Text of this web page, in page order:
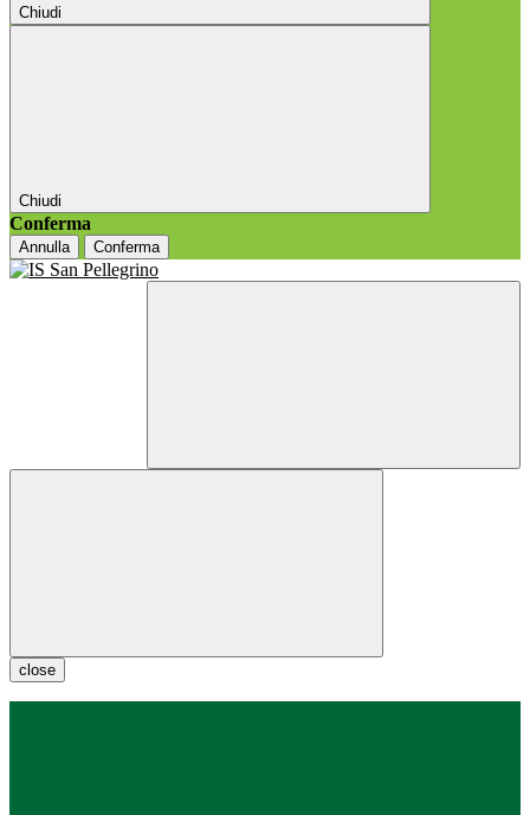
Chiudi
Chiudi
Conferma
Annulla Conferma
close